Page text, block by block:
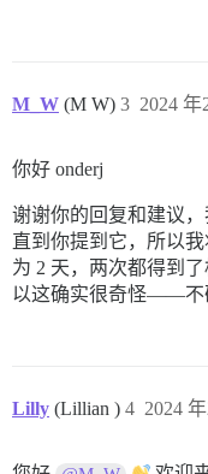
M_W (M W) 2024 年
3
你好 onderj
谢谢你的回复和建议
直到你提到它，所以
为 2 天，两次都得到
以这确实很奇怪——不
Lilly (Lillian ) 2024
4